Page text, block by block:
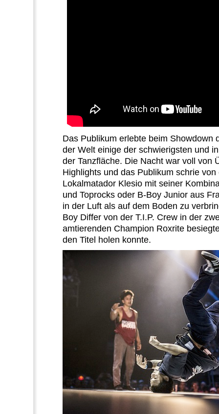
Das Publikum erlebte beim Showdown
der Welt einige der schwierigsten und
der Tanzfläche. Die Nacht war voll von
Highlights und das Publikum schrie von
Lokalmatador Klesio mit seiner
und Toprocks oder B-Boy Junior aus
in der Luft als auf dem Boden zu
Boy Differ von der T.I.P. Crew in der
amtierenden Champion Roxrite
den Titel holen konnte.